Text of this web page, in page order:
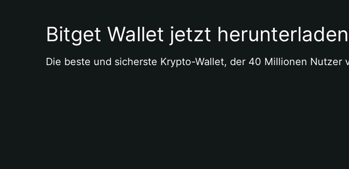
Bitget Wallet jetzt herunterladen
Die beste und sicherste Krypto-Wallet, der 40 Millionen Nutzer